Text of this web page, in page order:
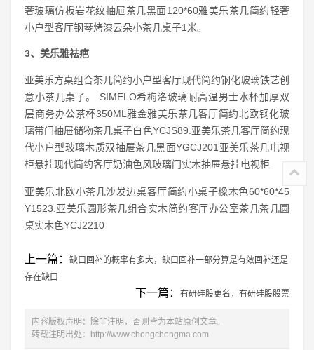
奢玻璃仿板岩花纹抽屉茶几黑面120*60雅美乐茶几简约轻奢
小户型客厅钢琴烤漆云朵小茶几桌子1米。
3、美乐雅祛疤
亚美乐方桌组合茶几简约小户型客厅现代简约钢化玻璃铁艺创
意小茶几桌子。 SIMELO希梅洛玻璃耐高温男士水杯加厚双
层商务办公茶杯350ML雅金雅美乐茶几客厅简约北欧钢化玻
璃带门抽屉储物茶几桌子白色YCJS89.亚美乐茶几客厅简约现
代小户型玻璃木质双抽屉茶几黑面YGCJ201亚美乐茶几电视
柜悬挂现代简约客厅奶油色风玻璃门实木抽屉悬挂电视柜
亚美乐北欧小茶几沙发边桌客厅简约小桌子橡木色60*60*45
Y1523.亚美乐圆形茶几组合实木简约客厅办公室茶几茶几圆
桌实木色YCJ2210
上一篇：
缺口回补的概率有多大，缺口回补一部分算是有效回补还是
存在缺口
下一篇： 有研硅股更名，有研硅股股票
内容版权声明：除非注明，否则皆为本站原创文章。
转载注明出处：
http://www.chongchongma.com